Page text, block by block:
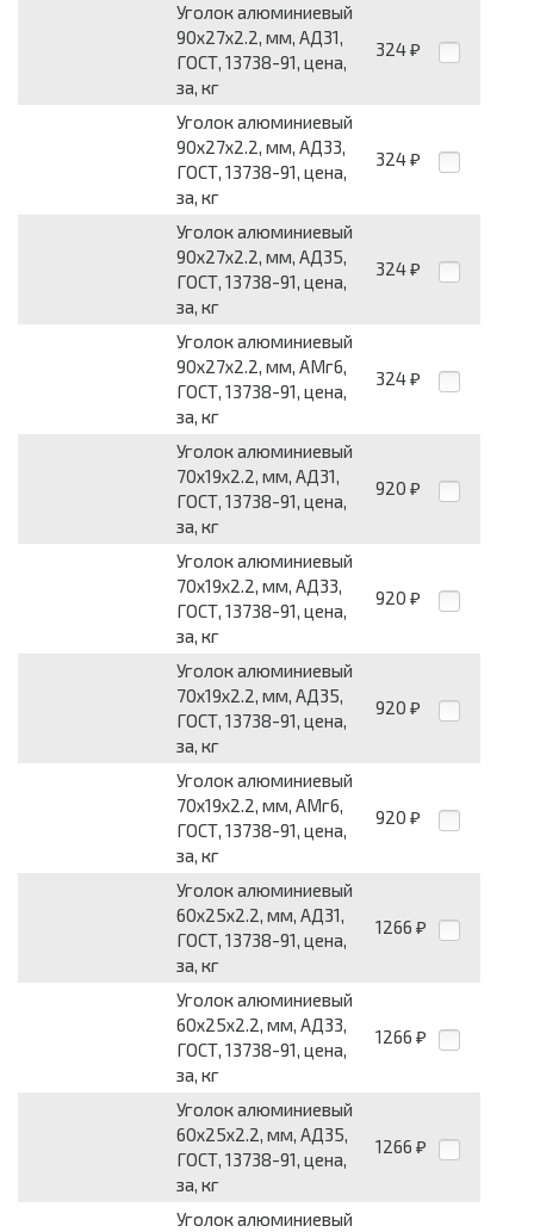
Уголок алюминиевый
90х27х2.2, мм, АД31,
ГОСТ, 13738-91, цена,
за, кг
324 ₽
Уголок алюминиевый
90х27х2.2, мм, АД33,
ГОСТ, 13738-91, цена,
за, кг
324 ₽
Уголок алюминиевый
90х27х2.2, мм, АД35,
ГОСТ, 13738-91, цена,
за, кг
324 ₽
Уголок алюминиевый
90х27х2.2, мм, АМг6,
ГОСТ, 13738-91, цена,
за, кг
324 ₽
Уголок алюминиевый
70х19х2.2, мм, АД31,
ГОСТ, 13738-91, цена,
за, кг
920 ₽
Уголок алюминиевый
70х19х2.2, мм, АД33,
ГОСТ, 13738-91, цена,
за, кг
920 ₽
Уголок алюминиевый
70х19х2.2, мм, АД35,
ГОСТ, 13738-91, цена,
за, кг
920 ₽
Уголок алюминиевый
70х19х2.2, мм, АМг6,
ГОСТ, 13738-91, цена,
за, кг
920 ₽
Уголок алюминиевый
60х25х2.2, мм, АД31,
ГОСТ, 13738-91, цена,
за, кг
1266 ₽
Уголок алюминиевый
60х25х2.2, мм, АД33,
ГОСТ, 13738-91, цена,
за, кг
1266 ₽
Уголок алюминиевый
60х25х2.2, мм, АД35,
ГОСТ, 13738-91, цена,
за, кг
1266 ₽
Уголок алюминиевый